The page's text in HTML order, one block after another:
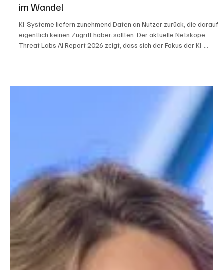
4 Min. Lesezeit
Featured
Von Datenabfluss zu Datenrückfluss: KI-Risiken
KI-Systeme liefern zunehmend Daten an Nutzer zurück, die darauf
eigentlich keinen Zugriff haben sollten. Der aktuelle Netskope
Threat Labs AI Report 2026 zeigt, dass sich der Fokus der KI-
Sicherheit vom reinen Datenabfluss hin zum unkontrollierten
Datenrückfluss verlagert. Gleichzeitig erhöhen KI-Agenten und das
Model Context Protocol (MCP) die Sicherheitsanforderungen.